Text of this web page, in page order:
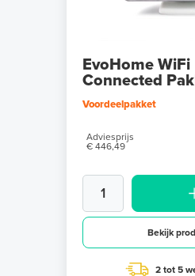
EvoHome WiFi
Connected
Voordeelpakket
Adviesprijs
€ 446,49
Bekijk
2 tot 5